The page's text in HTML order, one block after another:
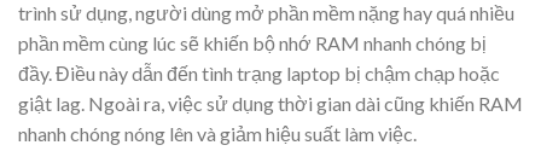
trình sử dụng, người dùng mở phần mềm nặng hay quá nhiều
phần mềm cùng lúc sẽ khiến bộ nhớ RAM nhanh chóng bị
đầy. Điều này dẫn đến tình trạng laptop bị chậm chạp hoặc
giật lag. Ngoài ra, việc sử dụng thời gian dài cũng khiến RAM
nhanh chóng nóng lên và giảm hiệu suất làm việc.